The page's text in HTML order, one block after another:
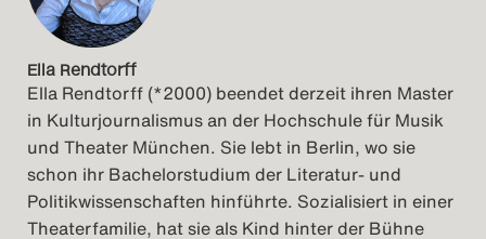
Ella Rendtorff
Ella Rendtorff (*2000) beendet derzeit ihren Master
in Kulturjournalismus an der Hochschule für Musik
und Theater München. Sie lebt in Berlin, wo sie
schon ihr Bachelorstudium der Literatur- und
Politikwissenschaften hinführte. Sozialisiert in einer
Theaterfamilie, hat sie als Kind hinter der Bühne